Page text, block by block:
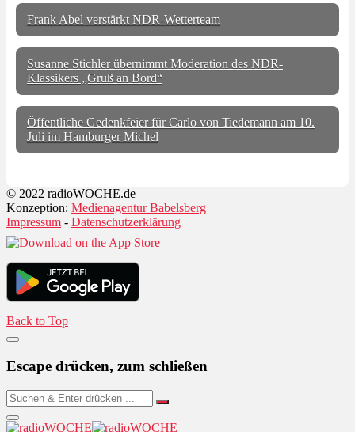
Frank Abel verstärkt NDR-Wetterteam
Susanne Stichler übernimmt Moderation des NDR-
Klassikers „Gruß an Bord“
Öffentliche Gedenkfeier für Carlo von Tiedemann am 10.
Juli im Hamburger Michel
© 2022 radioWOCHE.de
Konzeption: Medienagentur Babelsberg
Impressum - Datenschutzerklärung
Back to Top
Escape drücken, zum schließen